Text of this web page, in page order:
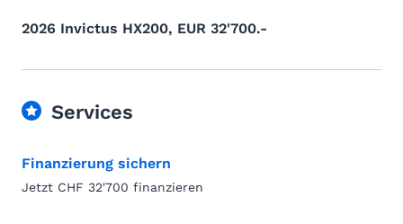
2026 Invictus HX200, EUR 32'700.-
Services
Finanzierung sichern
Jetzt CHF 32'700 finanzieren